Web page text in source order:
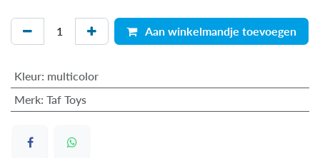
Aan winkelmandje toevoegen
Kleur: multicolor
Merk: Taf Toys